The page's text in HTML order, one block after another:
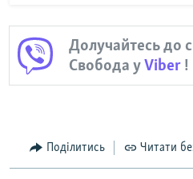
Долучайтесь до
Свобода уViber !
Поділитись Читати